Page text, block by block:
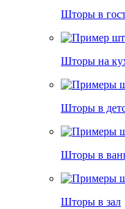
Шторы в
Шторы на
Шторы в
Шторы в
Шторы в зал